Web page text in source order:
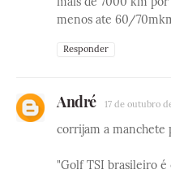
menos ate 60/
Responder
André 17 de outubro
corrijam a manchete
"Golf TSI brasileiro